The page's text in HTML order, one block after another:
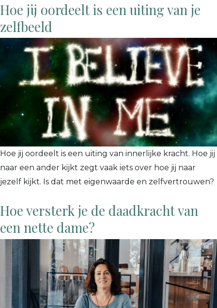
Hoe jij oordeelt is een uiting van je
zelfbeeld
Hoe jij oordeelt is een uiting van innerlijke kracht. Hoe jij
naar een ander kijkt zegt vaak iets over hoe jij naar
jezelf kijkt. Is dat met eigenwaarde en zelfvertrouwen?
Hoe versterk je de daadkracht van
een nette dame?